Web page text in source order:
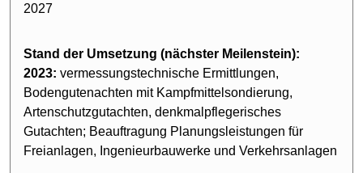
2027
Stand der Umsetzung (nächster Meilenstein):
2023: vermessungstechnische Ermittlungen,
Bodengutenachten mit Kampfmittelsondierung,
Artenschutzgutachten, denkmalpflegerisches
Gutachten; Beauftragung Planungsleistungen für
Freianlagen, Ingenieurbauwerke und Verkehrsanlagen